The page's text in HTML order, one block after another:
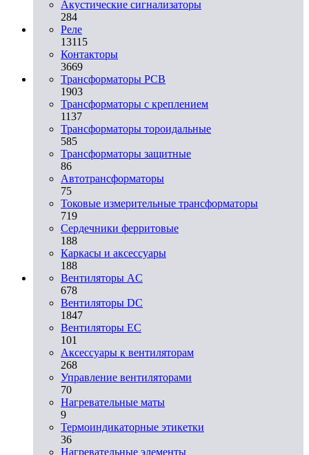
Акустические сигнализаторы
284
Реле
13115
Контакторы
3669
Трансформаторы PCB
1903
Трансформаторы с креплением
1137
Трансформаторы тороидальные
585
Трансформаторы защитные
86
Автотрансформаторы
75
Токовые измерительные трансформаторы
719
Сердечники ферритовые
188
Каркасы и аксессуары
188
Вентиляторы AC
678
Вентиляторы DC
1847
Вентиляторы EC
101
Аксессуары к вентиляторам
268
Управление вентиляторами
70
Нагревательные маты
9
Термоиндикаторные этикетки
36
Нагревательные элементы